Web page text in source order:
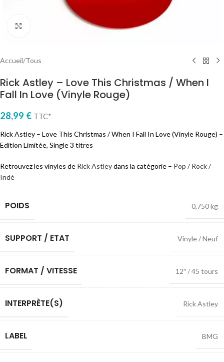
Cliquez pour agrandir
Accueil/Tous
Rick Astley – Love This Christmas / When I
Fall In Love (Vinyle Rouge)
28,99 € TTC*
Rick Astley – Love This Christmas / When I Fall In Love (Vinyle Rouge) –
Edition Limitée, Single 3 titres
Retrouvez les vinyles de Rick Astleydans la catégorie – Pop / Rock /
Indé
POIDS 0,750 kg
SUPPORT / ETAT Vinyle / Neuf
FORMAT / VITESSE 12″ / 45 tours
INTERPRÈTE(S) Rick Astley
LABEL BMG